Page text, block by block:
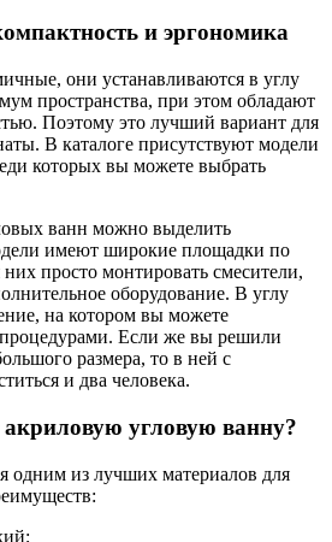
и эргономика
они устанавливаются в углу
пространства, при этом обладают
Поэтому это лучший вариант для
В каталоге присутствуют модели
которых вы можете выбрать
ванн можно выделить
имеют широкие площадки по
просто монтировать смесители,
оборудование. В углу
на котором вы можете
Если же вы решили
размера, то в ней с
и два человека.
угловую ванну?
одним из лучших материалов для